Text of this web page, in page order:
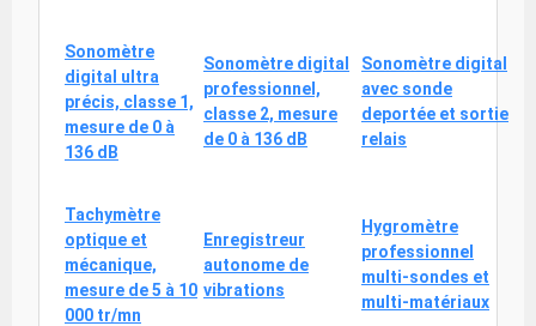
Sonomètre
digital ultra
précis, classe 1,
mesure de 0 à
136 dB
Sonomètre digital
professionnel,
classe 2, mesure
de 0 à 136 dB
Sonomètre digital
avec sonde
deportée et sortie
relais
Tachymètre
optique et
mécanique,
mesure de 5 à 10
000 tr/mn
Enregistreur
autonome de
vibrations
Hygromètre
professionnel
multi-sondes et
multi-matériaux